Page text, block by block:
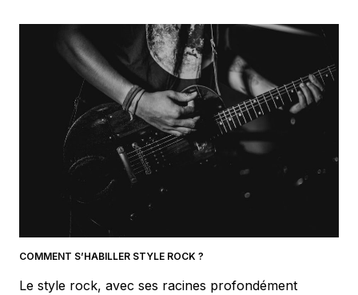
LE
CHARME
DU
FULL
ZIP
:
ENTRE
CONFORT
ET
AVANT-
GARDISME
COMMENT S’HABILLER STYLE ROCK ?
Le style rock, avec ses racines profondément